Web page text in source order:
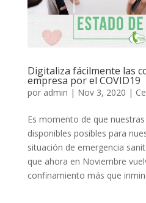
Digitaliza fácilmente las
empresa por el COVID19
por admin | Nov 3, 2020 |
Es momento de que
disponibles posibles para
situación de emergencia
que ahora en Noviembre
confinamiento más que